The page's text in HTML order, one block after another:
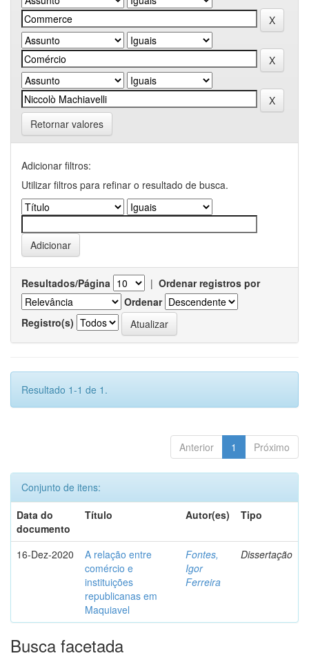
Retornar valores
Adicionar filtros:
Utilizar filtros para refinar o resultado de busca.
Resultados/Página | Ordenar registros por
Ordenar
Registro(s)
Resultado 1-1 de 1.
Anterior 1 Próximo
Conjunto de itens:
Data do
documento
Título Autor(es) Tipo
16-Dez-2020
A relação entre
comércio e
instituições
republicanas em
Maquiavel
Fontes,
Igor
Ferreira
Dissertação
Busca facetada